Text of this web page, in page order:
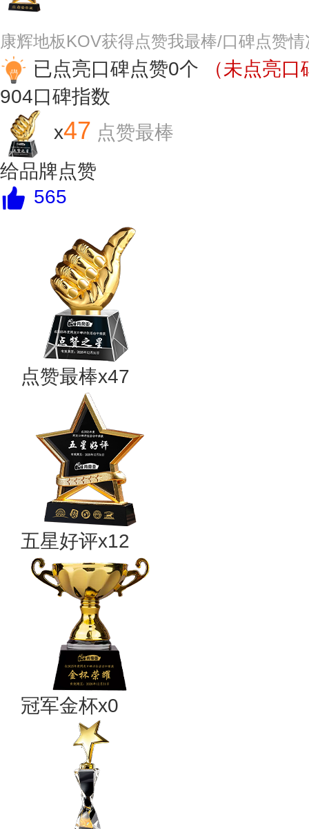
康辉地板KOV获得点赞我最棒/口碑点赞情
已点亮口碑点赞0个
（未点亮
904口碑指数
x47 点赞最棒
给品牌点赞
565
点赞最棒x47
五星好评x12
冠军金杯x0